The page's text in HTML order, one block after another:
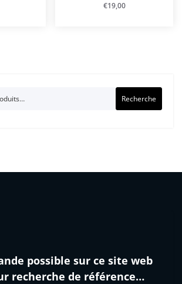
€19,00
Recherche
possible sur ce site web
recherche de référence…